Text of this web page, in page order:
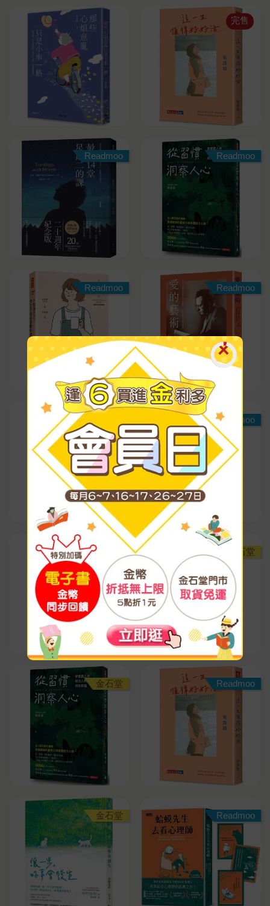
完售
Readmoo Readmoo
Readmoo Readmoo
Readmoo
金石堂 金石堂
金石堂 Readmoo
金石堂 Readmoo